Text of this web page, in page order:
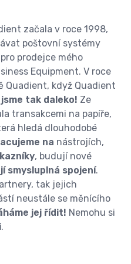
začala v roce 1998,
poštovní systémy
prodejce mého
Equipment. V roce
Quadient, když Quadient
jsme tak daleko! Ze
transakcemi na papíře,
hledá dlouhodobé
na nástrojích,
, budují nové
smysluplná spojení.
tak jejich
neustále se měnícího
jej řídit! Nemohu si
.